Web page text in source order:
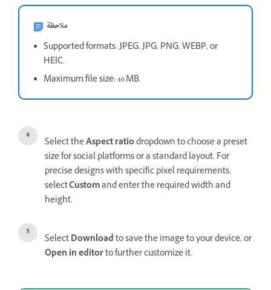
ملاحظة
Supported formats: JPEG, JPG, PNG, WEBP, or
HEIC.
Maximum file size: 40 MB.
Select theAspect ratiodropdown to choose a preset
size for social platforms or a standard layout. For
precise designs with specific pixel requirements,
selectCustomand enter the required width and
height.
SelectDownloadto save the image to your device, or
Open in editorto further customize it.